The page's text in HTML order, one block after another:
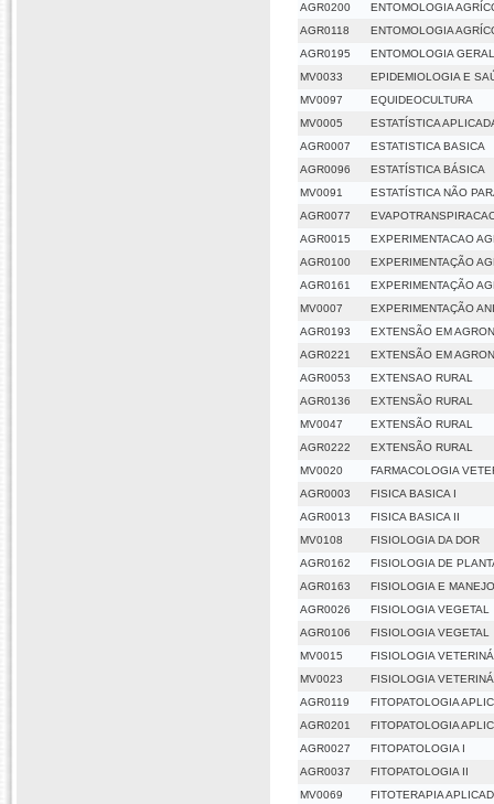
AGR0200
ENTOMOLOGIA
AGR0118
ENTOMOLOGIA
AGR0195
ENTOMOLOGIA GERAL
MV0033
EPIDEMIOLOGIA E
MV0097
EQUIDEOCULTURA
MV0005
ESTATÍSTICA
AGR0007
ESTATISTICA BASICA
AGR0096
ESTATÍSTICA BÁSICA
MV0091
ESTATÍSTICA NÃO
AGR0077
AGR0015
EXPERIMENTACAO
AGR0100
EXPERIMENTAÇÃO
AGR0161
EXPERIMENTAÇÃO
MV0007
EXPERIMENTAÇÃO
AGR0193
EXTENSÃO EM
AGR0221
EXTENSÃO EM
AGR0053
EXTENSAO RURAL
AGR0136
EXTENSÃO RURAL
MV0047
EXTENSÃO RURAL
AGR0222
EXTENSÃO RURAL
MV0020
FARMACOLOGIA
AGR0003
FISICA BASICA I
AGR0013
FISICA BASICA II
MV0108
FISIOLOGIA DA DOR
AGR0162
FISIOLOGIA DE
AGR0163
FISIOLOGIA E
AGR0026
FISIOLOGIA VEGETAL
AGR0106
FISIOLOGIA VEGETAL
MV0015
FISIOLOGIA
MV0023
FISIOLOGIA
AGR0119
FITOPATOLOGIA
AGR0201
FITOPATOLOGIA
AGR0027
FITOPATOLOGIA I
AGR0037
FITOPATOLOGIA II
MV0069
FITOTERAPIA